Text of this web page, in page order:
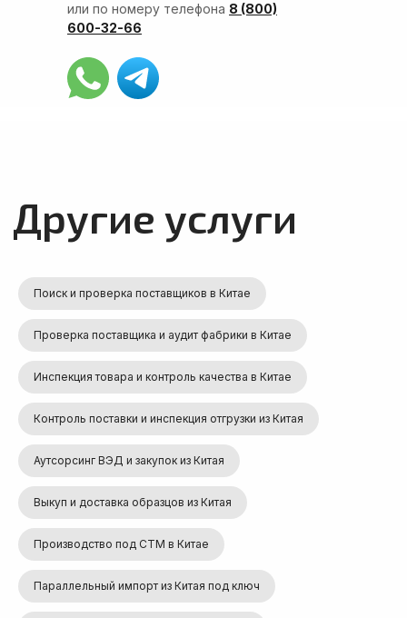
или по номеру телефона 8 (800)
600-32-66
Поиск и проверка поставщиков в Китае
Проверка поставщика и аудит фабрики в Китае
Инспекция товара и контроль качества в Китае
Контроль поставки и инспекция отгрузки из Китая
Аутсорсинг ВЭД и закупок из Китая
Выкуп и доставка образцов из Китая
Производство под СТМ в Китае
Параллельный импорт из Китая под ключ